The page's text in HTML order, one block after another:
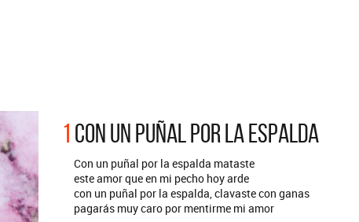
1 CON UN PUÑAL POR LA ESPALDA
Con un puñal por la espalda mataste
este amor que en mi pecho hoy arde
con un puñal por la espalda, clavaste con ganas
pagarás muy caro por mentirme mi amor